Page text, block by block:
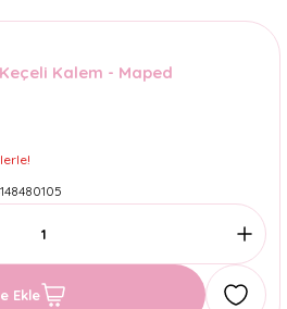
Kalem - Maped
Ekle